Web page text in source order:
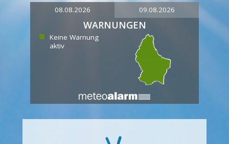
08.08.2026 09.08.2026
WARNUNGEN
Keine Warnung
aktiv